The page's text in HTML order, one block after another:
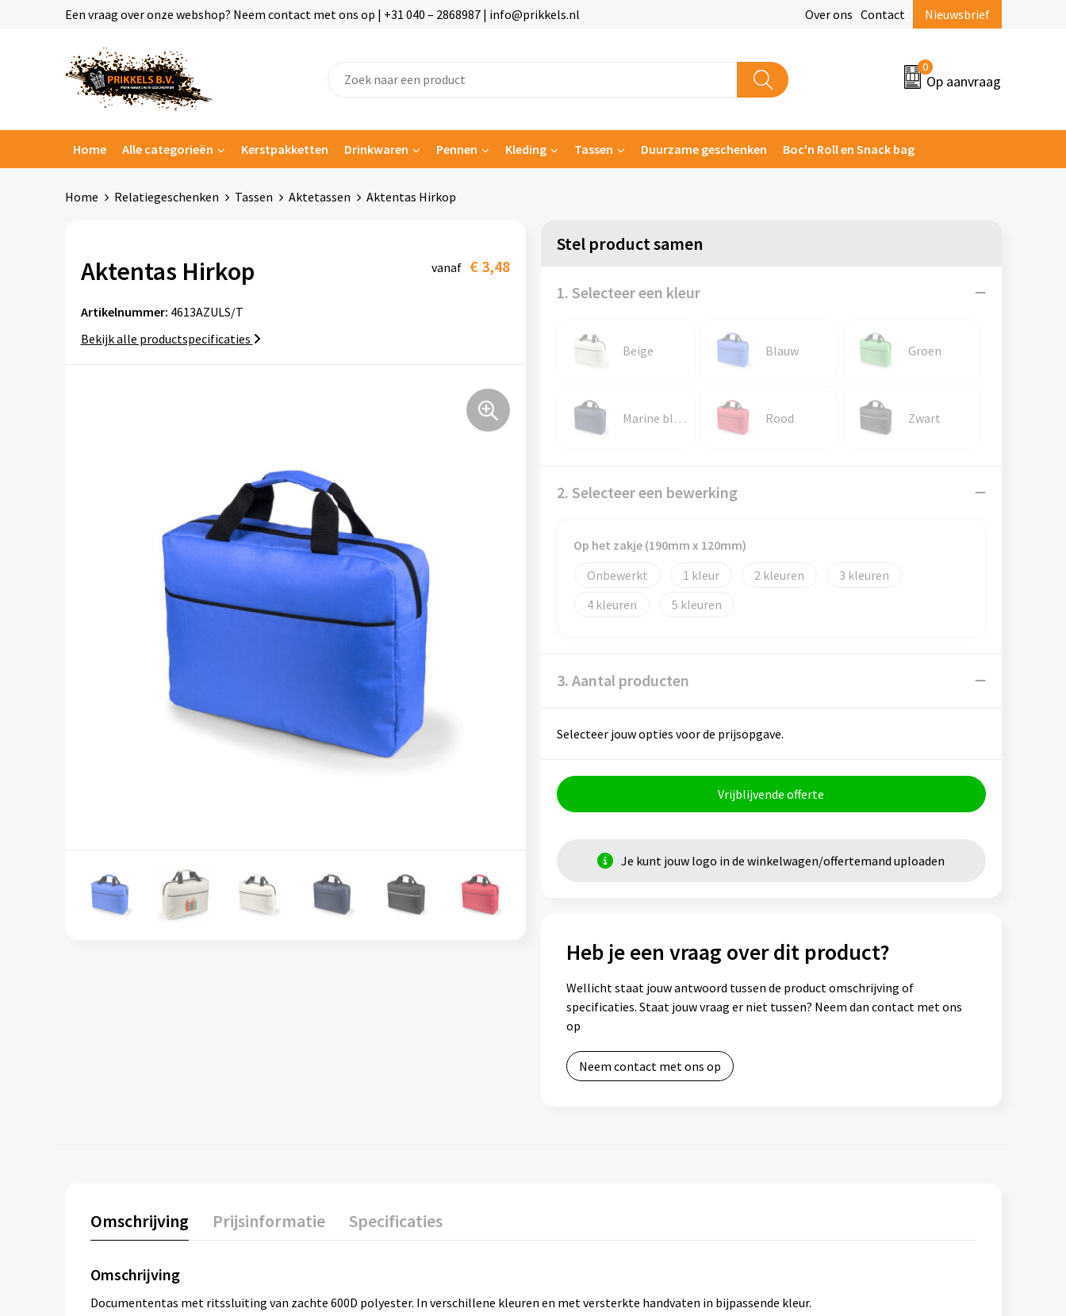
Een vraag over onze webshop? Neem contact met ons op | +31 040 – 2868987 | info@prikkels.nl Over ons Contact Nieuwsbrief
0
Op aanvraag
Home Alle categorieën Kerstpakketten Drinkwaren Pennen Kleding Tassen Duurzame geschenken Boc'n Roll en Snack bag
Home Relatiegeschenken Tassen Aktetassen Aktentas Hirkop
Aktentas Hirkop vanaf € 3,48
Artikelnummer: 4613AZULS/T
Bekijk alle productspecificaties
Stel product samen
1. Selecteer een kleur
Beige Blauw Groen
Marine blauw Rood Zwart
2. Selecteer een bewerking
Op het zakje (190mm x 120mm)
Onbewerkt
1 2
3
4
5
3. Aantal producten
Selecteer jouw opties voor de prijsopgave.
Vrijblijvende offerte
Je kunt jouw logo in de winkelwagen/offertemand uploaden
Heb je een vraag over dit product?
Wellicht staat jouw antwoord tussen de product omschrijving of
specificaties. Staat jouw vraag er niet tussen? Neem dan contact met ons
op
Neem contact met ons op
Omschrijving Prijsinformatie Specificaties
Omschrijving
Documententas met ritssluiting van zachte 600D polyester. In verschillene kleuren en met versterkte handvaten in bijpassende kleur.